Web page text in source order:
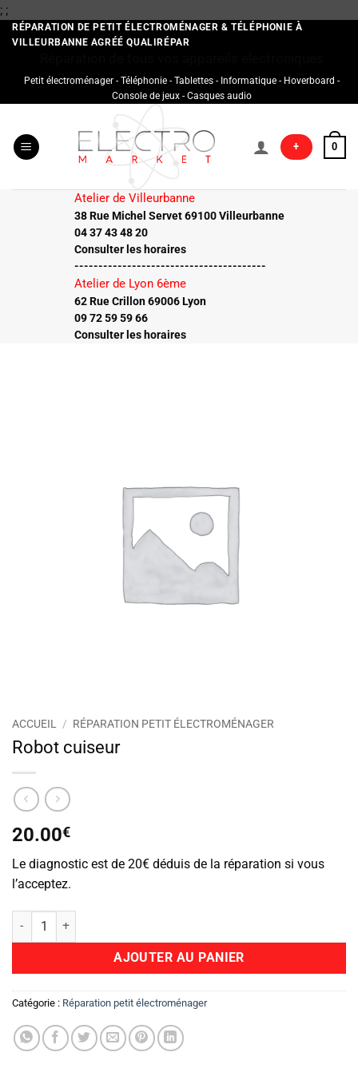
; ;Passer
au
contenu
RÉPARATION DE PETIT ÉLECTROMÉNAGER & TÉLÉPHONIE À
VILLEURBANNE AGRÉÉ QUALIRÉPAR
Petit électroménager - Téléphonie - Tablettes - Informatique - Hoverboard -
Console de jeux - Casques audio
+ 0
Atelier de Villeurbanne
38 Rue Michel Servet 69100 Villeurbanne
04 37 43 48 20
Consulter les horaires
----------------------------------------
Atelier de Lyon 6ème
62 Rue Crillon 69006 Lyon
09 72 59 59 66
Consulter les horaires
ACCUEIL / RÉPARATION PETIT ÉLECTROMÉNAGER
Robot cuiseur
20.00€
Le diagnostic est de 20€ déduis de la réparation si vous
l’acceptez.
quantité de Robot cuiseur
AJOUTER AU PANIER
Catégorie : Réparation petit électroménager